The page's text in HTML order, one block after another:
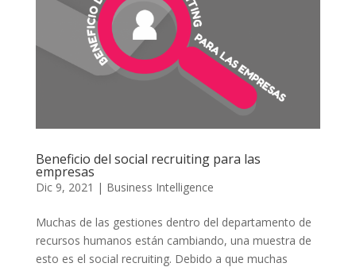
Beneficio del social recruiting para las
empresas
Dic 9, 2021 | Business Intelligence
Muchas de las gestiones dentro del departamento de
recursos humanos están cambiando, una muestra de
esto es el social recruiting. Debido a que muchas